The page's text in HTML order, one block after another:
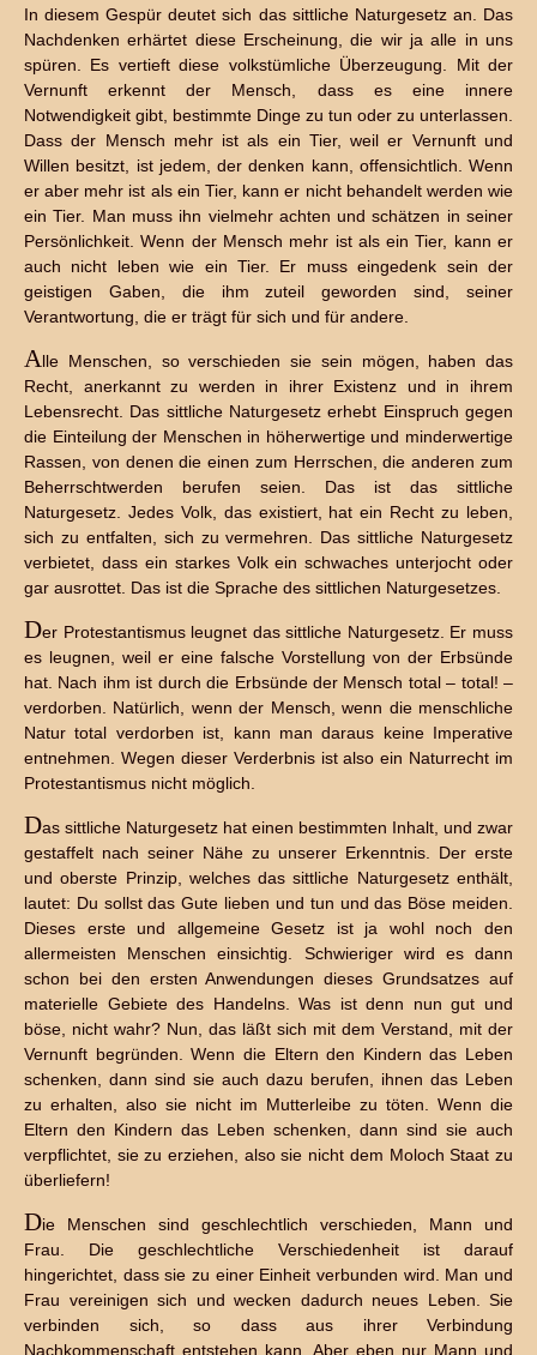
In diesem Gespür deutet sich das sittliche Naturgesetz an. Das
Nachdenken erhärtet diese Erscheinung, die wir ja alle in uns
spüren. Es vertieft diese volkstümliche Überzeugung. Mit der
Vernunft erkennt der Mensch, dass es eine innere
Notwendigkeit gibt, bestimmte Dinge zu tun oder zu unterlassen.
Dass der Mensch mehr ist als ein Tier, weil er Vernunft und
Willen besitzt, ist jedem, der denken kann, offensichtlich. Wenn
er aber mehr ist als ein Tier, kann er nicht behandelt werden wie
ein Tier. Man muss ihn vielmehr achten und schätzen in seiner
Persönlichkeit. Wenn der Mensch mehr ist als ein Tier, kann er
auch nicht leben wie ein Tier. Er muss eingedenk sein der
geistigen Gaben, die ihm zuteil geworden sind, seiner
Verantwortung, die er trägt für sich und für andere.
Alle Menschen, so verschieden sie sein mögen, haben das
Recht, anerkannt zu werden in ihrer Existenz und in ihrem
Lebensrecht. Das sittliche Naturgesetz erhebt Einspruch gegen
die Einteilung der Menschen in höherwertige und minderwertige
Rassen, von denen die einen zum Herrschen, die anderen zum
Beherrschtwerden berufen seien. Das ist das sittliche
Naturgesetz. Jedes Volk, das existiert, hat ein Recht zu leben,
sich zu entfalten, sich zu vermehren. Das sittliche Naturgesetz
verbietet, dass ein starkes Volk ein schwaches unterjocht oder
gar ausrottet. Das ist die Sprache des sittlichen Naturgesetzes.
Der Protestantismus leugnet das sittliche Naturgesetz. Er muss
es leugnen, weil er eine falsche Vorstellung von der Erbsünde
hat. Nach ihm ist durch die Erbsünde der Mensch total – total! –
verdorben. Natürlich, wenn der Mensch, wenn die menschliche
Natur total verdorben ist, kann man daraus keine Imperative
entnehmen. Wegen dieser Verderbnis ist also ein Naturrecht im
Protestantismus nicht möglich.
Das sittliche Naturgesetz hat einen bestimmten Inhalt, und zwar
gestaffelt nach seiner Nähe zu unserer Erkenntnis. Der erste
und oberste Prinzip, welches das sittliche Naturgesetz enthält,
lautet: Du sollst das Gute lieben und tun und das Böse meiden.
Dieses erste und allgemeine Gesetz ist ja wohl noch den
allermeisten Menschen einsichtig. Schwieriger wird es dann
schon bei den ersten Anwendungen dieses Grundsatzes auf
materielle Gebiete des Handelns. Was ist denn nun gut und
böse, nicht wahr? Nun, das läßt sich mit dem Verstand, mit der
Vernunft begründen. Wenn die Eltern den Kindern das Leben
schenken, dann sind sie auch dazu berufen, ihnen das Leben
zu erhalten, also sie nicht im Mutterleibe zu töten. Wenn die
Eltern den Kindern das Leben schenken, dann sind sie auch
verpflichtet, sie zu erziehen, also sie nicht dem Moloch Staat zu
überliefern!
Die Menschen sind geschlechtlich verschieden, Mann und
Frau. Die geschlechtliche Verschiedenheit ist darauf
hingerichtet, dass sie zu einer Einheit verbunden wird. Man und
Frau vereinigen sich und wecken dadurch neues Leben. Sie
verbinden sich, so dass aus ihrer Verbindung
Nachkommenschaft entstehen kann. Aber eben nur Mann und